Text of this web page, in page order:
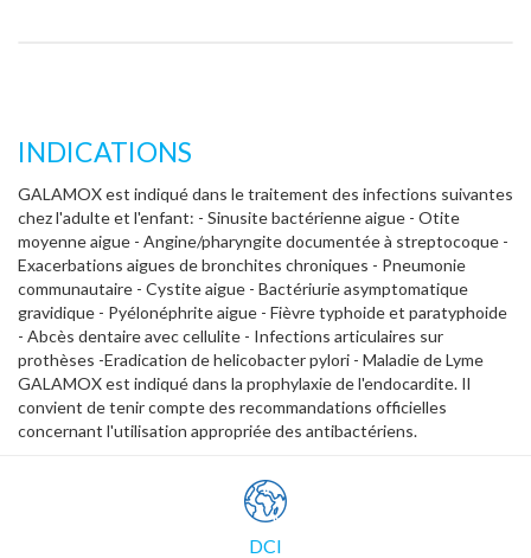
INDICATIONS
GALAMOX est indiqué dans le traitement des infections suivantes
chez l'adulte et l'enfant: - Sinusite bactérienne aigue - Otite
moyenne aigue - Angine/pharyngite documentée à streptocoque -
Exacerbations aigues de bronchites chroniques - Pneumonie
communautaire - Cystite aigue - Bactériurie asymptomatique
gravidique - Pyélonéphrite aigue - Fièvre typhoide et paratyphoide
- Abcès dentaire avec cellulite - Infections articulaires sur
prothèses -Eradication de helicobacter pylori - Maladie de Lyme
GALAMOX est indiqué dans la prophylaxie de l'endocardite. Il
convient de tenir compte des recommandations officielles
concernant l'utilisation appropriée des antibactériens.
DCI